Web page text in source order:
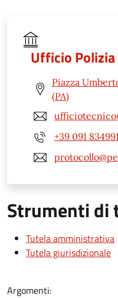
Ufficio
Piazza
(PA)
+39 091
Strumenti di
Tutela amministrativa
Tutela giurisdizionale
Argomenti: